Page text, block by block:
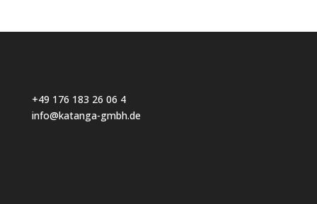
+49 176 183 26 06 4
info@katanga-gmbh.de